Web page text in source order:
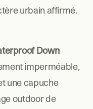
urbain affirmé.
Down
imperméable,
une capuche
outdoor de